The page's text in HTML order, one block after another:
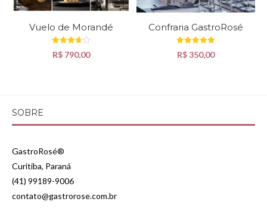
Vuelo de Morandé
Avaliação
3.67
R$ 790,00
Confraria GastroRosé
Avaliação
5.00
R$350,00
SOBRE
GastroRosé®
Curitiba, Paraná
(41) 99189-9006
contato@gastrorose.com.br